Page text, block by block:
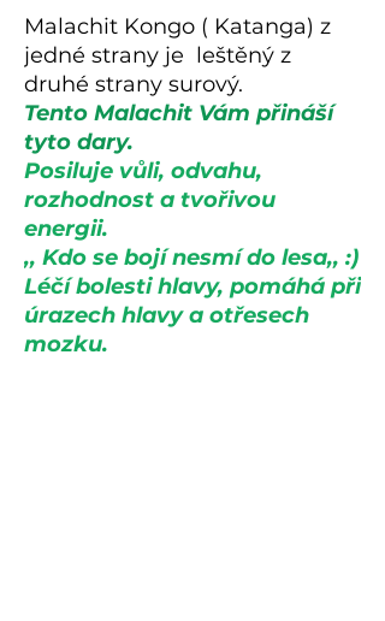
Malachit Kongo ( Katanga) z
jedné strany je leštěný z
druhé strany surový.
Tento Malachit Vám přináší
tyto dary.
Posiluje vůli, odvahu,
rozhodnost a tvořivou
energii.
,, Kdo se bojí nesmí do lesa,, :)
Léčí bolesti hlavy, pomáhá při
úrazech hlavy a otřesech
mozku.